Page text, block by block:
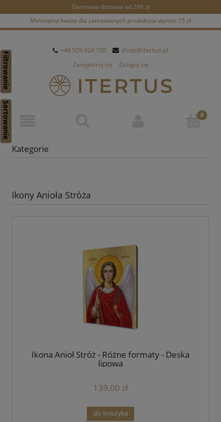
Darmowa dostawa od 299 zł
Minimalna kwota dla zamawianych produktów wynosi 15 zł
+48 509 924 720 shop@itertus.pl
Zarejestruj się Zaloguj się
Kategorie
Ikony Anioła Stróża
Ikona Anioł Stróż - Różne formaty - Deska
lipowa
139,00 zł
do koszyka
Filtrowanie
Sortowanie